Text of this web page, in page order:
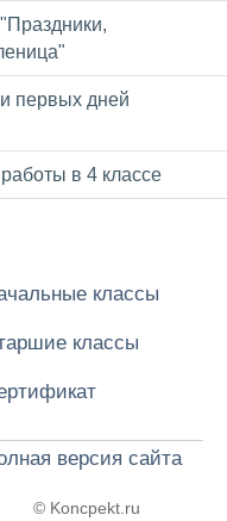
первых дней
в 4 классе
классы
классы
версия сайта
© Koncpekt.ru